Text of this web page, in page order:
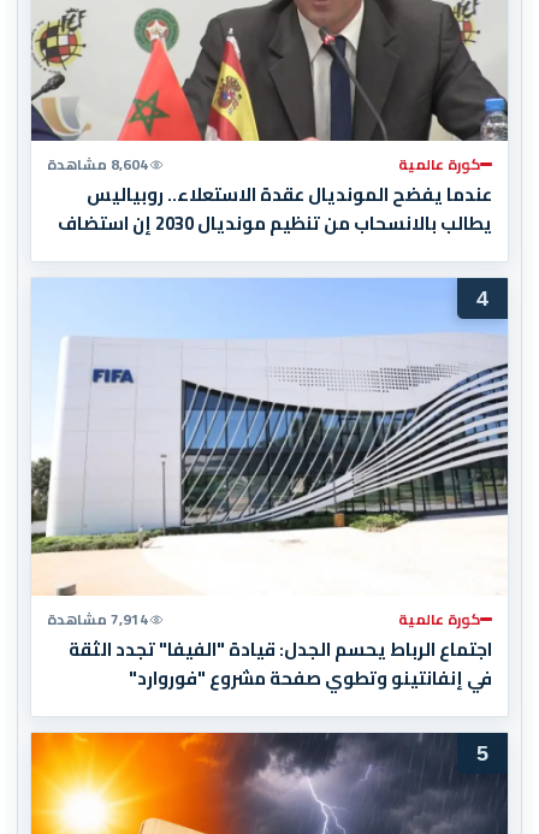
كورة عالمية 8,604 مشاهدة
عندما يفضح المونديال عقدة الاستعلاء.. روبياليس
يطالب بالانسحاب من تنظيم مونديال 2030 إن استضاف
4
كورة عالمية 7,914 مشاهدة
اجتماع الرباط يحسم الجدل: قيادة "الفيفا" تجدد الثقة
في إنفانتينو وتطوي صفحة مشروع "فوروارد"
5